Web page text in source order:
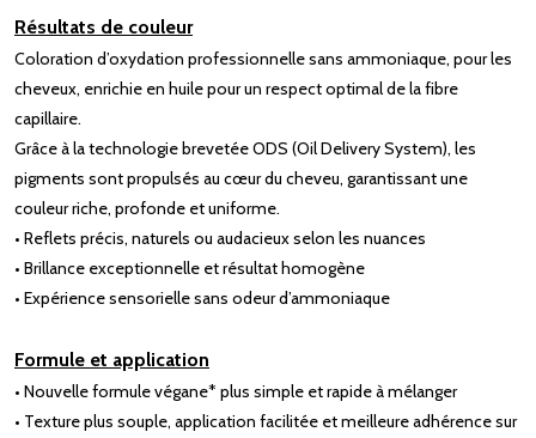
Résultats de couleur
Coloration d’oxydation professionnelle sans ammoniaque, pour les
cheveux, enrichie en huile pour un respect optimal de la fibre
capillaire.
Grâce à la technologie brevetée ODS (Oil Delivery System), les
pigments sont propulsés au cœur du cheveu, garantissant une
couleur riche, profonde et uniforme.
• Reflets précis, naturels ou audacieux selon les nuances
• Brillance exceptionnelle et résultat homogène
• Expérience sensorielle sans odeur d’ammoniaque
Formule et application
• Nouvelle formule végane* plus simple et rapide à mélanger
• Texture plus souple, application facilitée et meilleure adhérence sur